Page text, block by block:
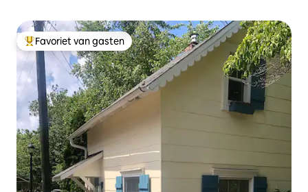
Topfavoriet van gasten
Favoriet van gasten